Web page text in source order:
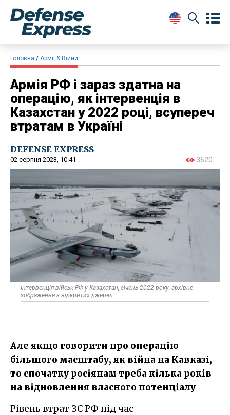
Головна Армії & Війни
Армія РФ і зараз здатна на
операцію, як інтервенція в
Казахстан у 2022 році, всупереч
втратам в Україні
DEFENSE EXPRESS
02 серпня 2023, 10:41 3620
Інтервенція військ РФ у Казахстан, січень 2022 року, архівне
зображення з відкритих джерел
Але якщо говорити про операцію
більшого масштабу, як війна на Кавказі,
то спочатку росіянам треба кілька років
на відновлення власного потенціалу
Рівень втрат ЗС РФ під час